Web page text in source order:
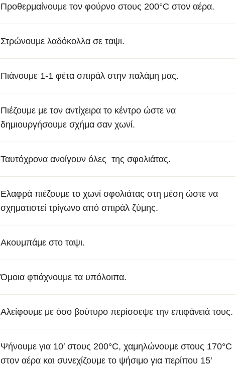
Προθερμαίνουμε τον φούρνο στους 200°C στον αέρα.
Στρώνουμε λαδόκολλα σε ταψι.
Πιάνουμε 1-1 φέτα σπιράλ στην παλάμη μας.
Πιέζουμε με τον αντίχειρα το κέντρο ώστε να
δημιουργήσουμε σχήμα σαν χωνί.
Ταυτόχρονα ανοίγουν όλες της σφολιάτας.
Ελαφρά πιέζουμε το χωνί σφολιάτας στη μέση ώστε να
σχηματιστεί τρίγωνο από σπιράλ ζύμης.
Ακουμπάμε στο ταψι.
Όμοια φτιάχνουμε τα υπόλοιπα.
Αλείφουμε με όσο βούτυρο περίσσεψε την επιφάνειά τους.
Ψήνουμε για 10′ στους 200°C, χαμηλώνουμε στους 170°C
στον αέρα και συνεχίζουμε το ψήσιμο για περίπου 15′